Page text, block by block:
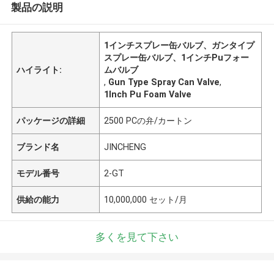
製品の説明
ハイライト:
1インチスプレー缶バルブ、ガンタイプ
スプレー缶バルブ、1インチPuフォー
ムバルブ
, Gun Type Spray Can Valve,
1Inch Pu Foam Valve
パッケージの詳細 2500 PCの弁/カートン
ブランド名 JINCHENG
モデル番号 2-GT
供給の能力 10,000,000 セット/月
多くを見て下さい